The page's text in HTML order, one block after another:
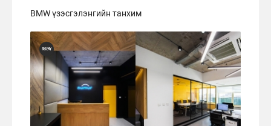
BMW үзэсгэлэнгийн танхим